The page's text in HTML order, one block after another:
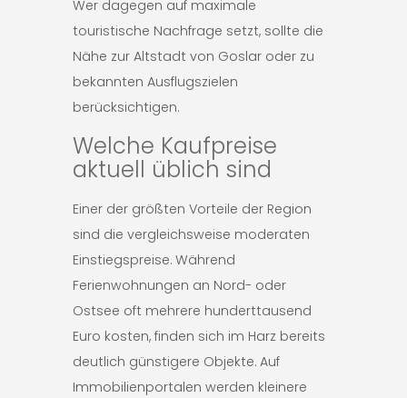
Wer dagegen auf maximale
touristische Nachfrage setzt, sollte die
Nähe zur Altstadt von Goslar oder zu
bekannten Ausflugszielen
berücksichtigen.
Welche Kaufpreise
aktuell üblich sind
Einer der größten Vorteile der Region
sind die vergleichsweise moderaten
Einstiegspreise. Während
Ferienwohnungen an Nord- oder
Ostsee oft mehrere hunderttausend
Euro kosten, finden sich im Harz bereits
deutlich günstigere Objekte. Auf
Immobilienportalen werden kleinere